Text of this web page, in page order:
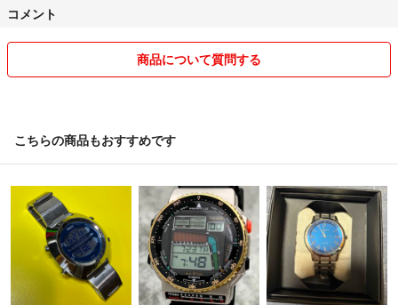
コメント
商品について質問する
こちらの商品もおすすめです